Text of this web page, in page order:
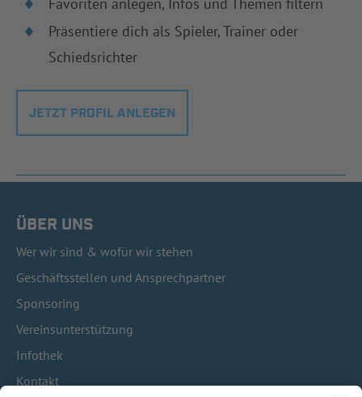
Favoriten anlegen, Infos und Themen filtern
Präsentiere dich als Spieler, Trainer oder
Schiedsrichter
JETZT PROFIL ANLEGEN
ÜBER UNS
Wer wir sind & wofür wir stehen
Geschäftsstellen und Ansprechpartner
Sponsoring
Vereinsunterstützung
Infothek
Kontakt